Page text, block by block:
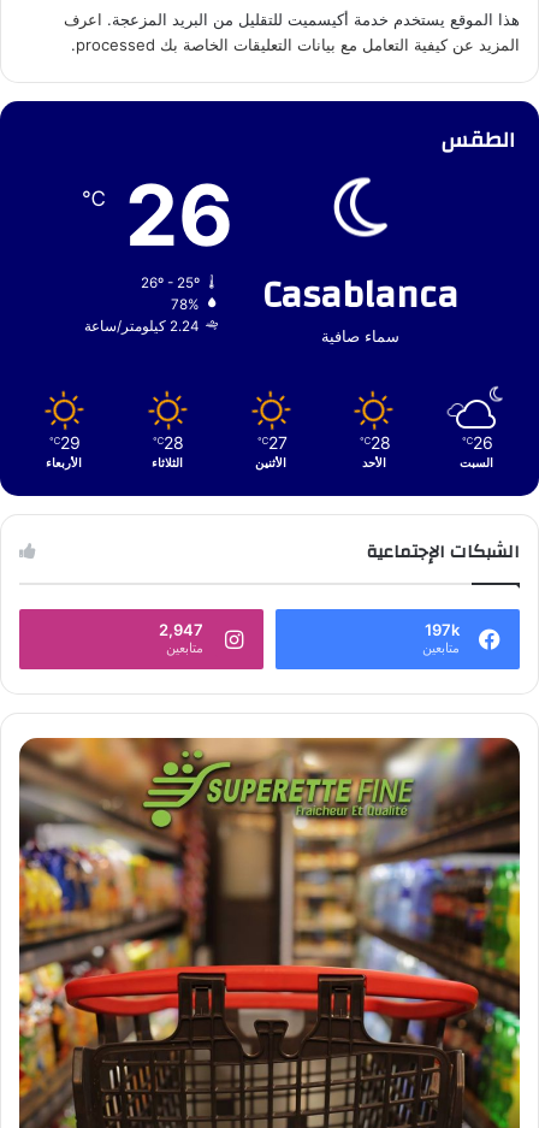
هذا الموقع يستخدم خدمة أكيسميت للتقليل من البريد المزعجة. اعرف
المزيد عن كيفية التعامل مع بيانات التعليقات الخاصة بك processed
.
الطقس
Casablanca
سماء صافية
26
℃
26º - 25º
78%
2.24 كيلومتر/ساعة
26
℃
السبت
28
℃
الأحد
27
℃
الأثنين
28
℃
الثلاثاء
29
℃
الأربعاء
الشبكات الإجتماعية
197k
متابعين
2,947
متابعين